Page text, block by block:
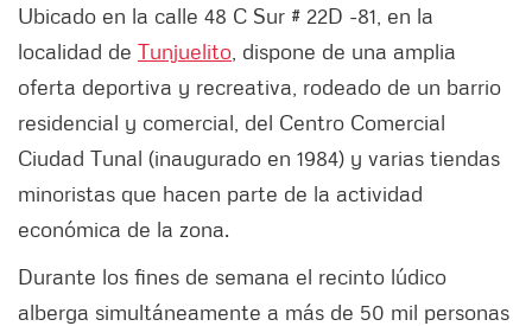
Ubicado en la calle 48 C Sur # 22D -81, en la
localidad de Tunjuelito , dispone de una amplia
oferta deportiva y recreativa, rodeado de un barrio
residencial y comercial, del Centro Comercial
Ciudad Tunal (inaugurado en 1984) y varias tiendas
minoristas que hacen parte de la actividad
económica de la zona.
Durante los fines de semana el recinto lúdico
alberga simultáneamente a más de 50 mil personas